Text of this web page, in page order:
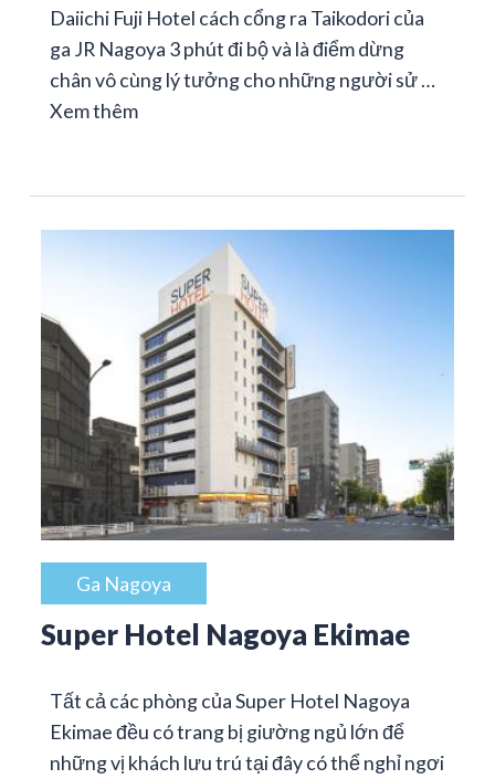
Daiichi Fuji Hotel cách cổng ra Taikodori của
ga JR Nagoya 3 phút đi bộ và là điểm dừng
chân vô cùng lý tưởng cho những người sử …
Xem thêm
Ga Nagoya
Super Hotel Nagoya Ekimae
Tất cả các phòng của Super Hotel Nagoya
Ekimae đều có trang bị giường ngủ lớn để
những vị khách lưu trú tại đây có thể nghỉ ngơi